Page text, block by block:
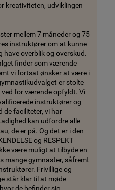
kreativiteten, udviklingen
mellem 7 måneder og 75
instruktører om at kunne
overblik og overskud.
finder som værende
vi fortsat ønsker at være i
er stolte
for værende opfyldt. Vi
instruktører og
de faciliteter, vi har
kan udfordre alle
de er på. Og det er i den
og RESPEKT
være muligt at tilbyde en
mange gymnaster, såfremt
Frivillige og
står klar til at møde